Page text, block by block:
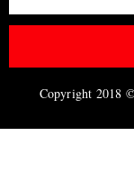
Copyright 2018